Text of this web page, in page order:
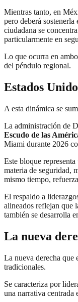
Mientras tanto, en
pero deberá
ciudadana se
particularmente en
Lo que ocurra en
del péndulo regional.
Estados
A esta dinámica se
La administración de
Escudo de las
Miami durante 2026
Este bloque
materia de seguridad,
mismo tiempo,
El respaldo a
alineados reflejan que
también se desarrolla
La nueva
La nueva derecha que
tradicionales.
Se caracteriza por
una narrativa centrada